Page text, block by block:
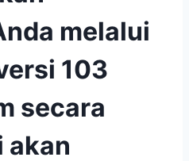
melalui
103
secara
akan